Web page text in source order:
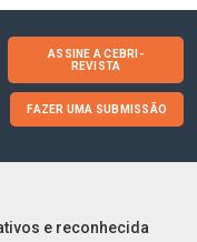
ASSINE A CEBRI-
REVISTA
FAZER UMA SUBMISSÃO
e reconhecida